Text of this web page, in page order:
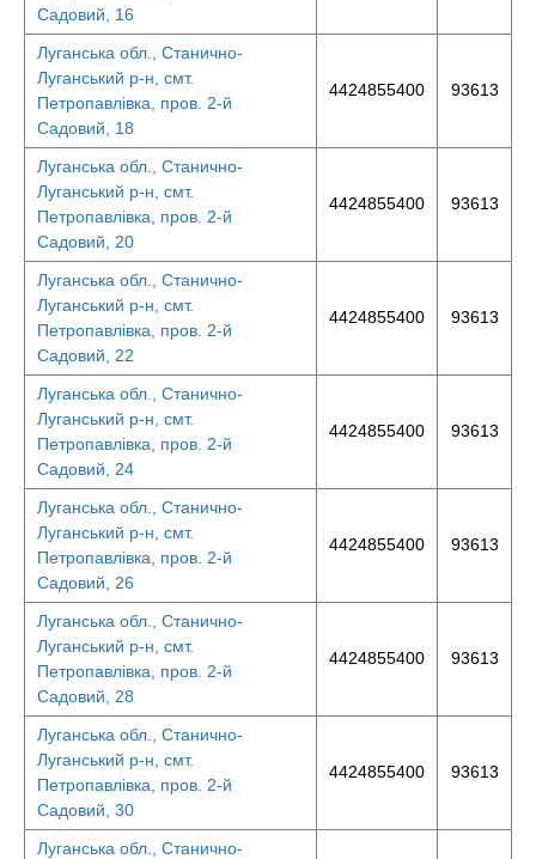
Садовий, 16
Луганська обл., Станично-
Луганський р-н, смт.
Петропавлівка, пров. 2-й
Садовий, 18
4424855400 93613
Луганська обл., Станично-
Луганський р-н, смт.
Петропавлівка, пров. 2-й
Садовий, 20
4424855400 93613
Луганська обл., Станично-
Луганський р-н, смт.
Петропавлівка, пров. 2-й
Садовий, 22
4424855400 93613
Луганська обл., Станично-
Луганський р-н, смт.
Петропавлівка, пров. 2-й
Садовий, 24
4424855400 93613
Луганська обл., Станично-
Луганський р-н, смт.
Петропавлівка, пров. 2-й
Садовий, 26
4424855400 93613
Луганська обл., Станично-
Луганський р-н, смт.
Петропавлівка, пров. 2-й
Садовий, 28
4424855400 93613
Луганська обл., Станично-
Луганський р-н, смт.
Петропавлівка, пров. 2-й
Садовий, 30
4424855400 93613
Луганська обл., Станично-